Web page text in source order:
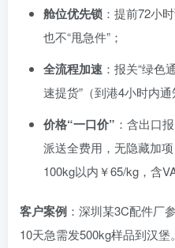
舱位优先锁 ：提前72小
也不“甩急件”；
全流程加速 ：报关“绿色
速提货”（到港4小时内通
价格“一口价” ：含出口
派送全费用，无隐藏加
100kg以内￥65/kg，含
客户案例 ：深圳某3C配件厂
10天急需发500kg样品到汉堡